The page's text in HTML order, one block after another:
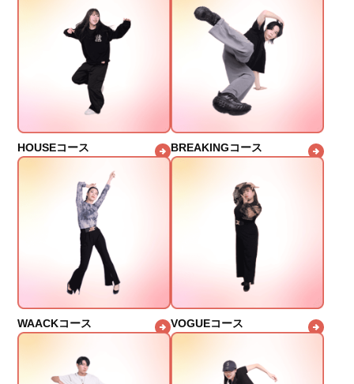
HOUSEコース BREAKINGコース
WAACKコース VOGUEコース